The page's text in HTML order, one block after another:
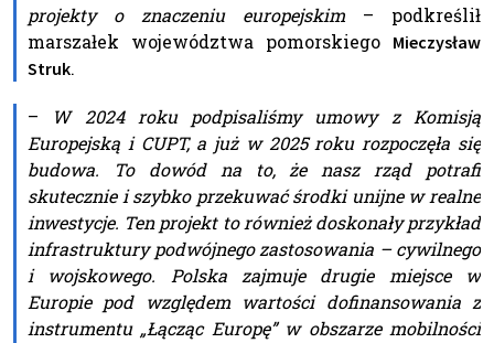
projekty o znaczeniu europejskim – podkreślił
marszałek województwa pomorskiego Mieczysław
Struk.
–
W 2024 roku podpisaliśmy umowy z Komisją
Europejską i CUPT, a już w 2025 roku rozpoczęła się
budowa. To dowód na to, że nasz rząd potrafi
skutecznie i szybko przekuwać środki unijne w realne
inwestycje. Ten projekt to również doskonały przykład
infrastruktury podwójnego zastosowania – cywilnego
i wojskowego. Polska zajmuje drugie miejsce w
Europie pod względem wartości dofinansowania z
instrumentu „Łącząc Europę” w obszarze mobilności